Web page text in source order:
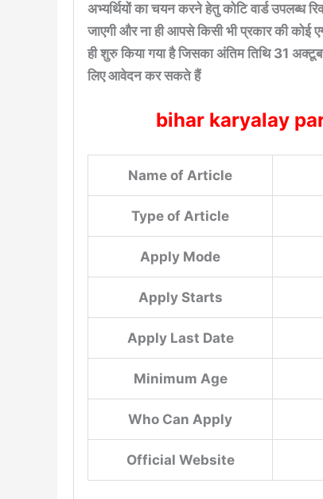
अभ्यर्थियों का चयन करने हेतु कोटि वार्ड उपलब्ध
जाएगी और ना ही आपसे किसी भी प्रकार की कोई
ही शुरु किया गया है जिसका अंतिम तिथि 31
लिए आवेदन कर सकते हैं
bihar karyalay
Name of Article
Type of Article
Apply Mode
Apply Starts
Apply Last Date
Minimum Age
Who Can Apply
Official Website